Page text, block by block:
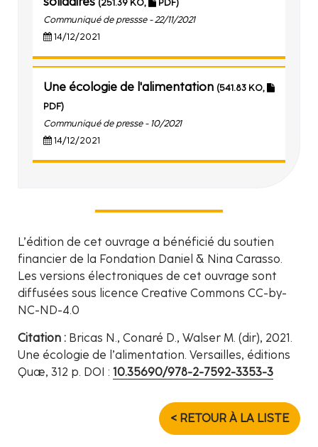
(251.39 KO,
PDF)
Communiqué de pressse - 22/11/2021
14/12/2021
Une écologie de l'alimentation (541.83 KO,
PDF)
Communiqué de presse - 10/2021
14/12/2021
L’édition de cet ouvrage a bénéficié du soutien
financier de la Fondation Daniel & Nina Carasso.
Les versions électroniques de cet ouvrage sont
diffusées sous licence Creative Commons CC-by-
NC-ND-4.0
Citation : Bricas N., Conaré D., Walser M. (dir), 2021.
Une écologie de l’alimentation. Versailles, éditions
Quæ, 312 p. DOI : 10.35690/978-2-7592-3353-3
< RETOUR À LA LISTE